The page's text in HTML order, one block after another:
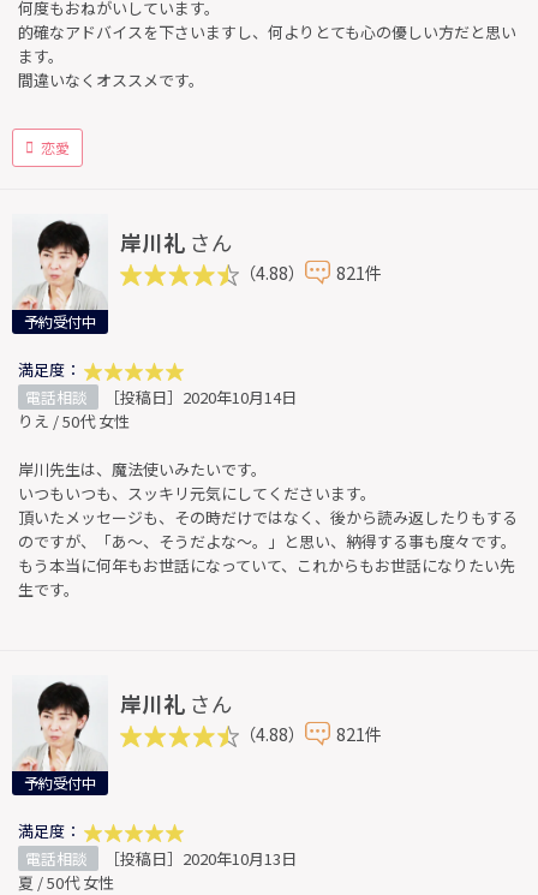
何度もおねがいしています。
的確なアドバイスを下さいますし、何よりとても心の優しい方だと思い
ます。
間違いなくオススメです。
恋愛
予約受付中
岸川礼 さん
（4.88） 821件
満足度：
電話相談
［投稿日］2020年10月14日
りえ / 50代 女性
岸川先生は、魔法使いみたいです。
いつもいつも、スッキリ元気にしてくださいます。
頂いたメッセージも、その時だけではなく、後から読み返したりもする
のですが、「あ〜、そうだよな〜。」と思い、納得する事も度々です。
もう本当に何年もお世話になっていて、これからもお世話になりたい先
生です。
予約受付中
岸川礼 さん
（4.88） 821件
満足度：
電話相談
［投稿日］2020年10月13日
夏 / 50代 女性